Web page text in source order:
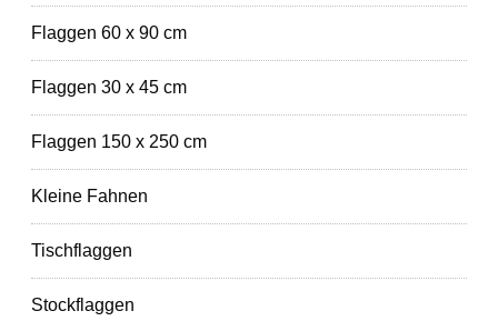
Flaggen 60 x 90 cm
Flaggen 30 x 45 cm
Flaggen 150 x 250 cm
Kleine Fahnen
Tischflaggen
Stockflaggen